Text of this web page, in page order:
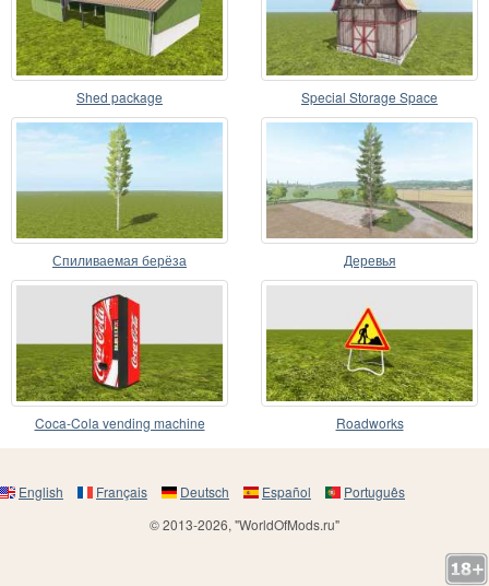
Shed package Special Storage Space
Спиливаемая берёза Деревья
Coca-Cola vending machine Roadworks
English Français Deutsch Español
Português
© 2013-2026, "WorldOfMods.ru"